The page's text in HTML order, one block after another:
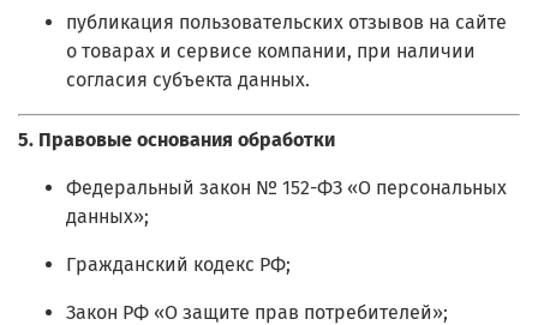
публикация пользовательских отзывов на сайте
о товарах и сервисе компании, при наличии
согласия субъекта данных.
5. Правовые основания обработки
Федеральный закон № 152-ФЗ «О персональных
данных»;
Гражданский кодекс РФ;
Закон РФ «О защите прав потребителей»;